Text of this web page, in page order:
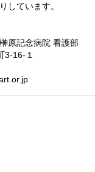
しています。
原記念病院 看護部
3-16-１